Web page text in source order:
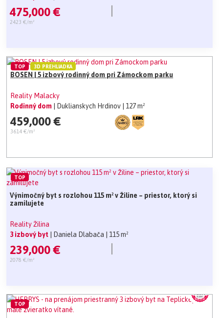
475,000 €
2423 €/m²
BOSEN | 5 izbový rodinný dom pri Zámockom parku
Reality Malacky
Rodinný dom
| Duklianskych Hrdinov | 127 m²
459,000 €
3614 €/m²
TOP 3D PREHLIADKA
Výnimočný byt s rozlohou 115 m² v Žiline – priestor, ktorý si
zamilujete
Reality Žilina
3 izbový byt | Daniela Dlabača | 115 m²
239,000 €
2078 €/m²
TOP
TOP